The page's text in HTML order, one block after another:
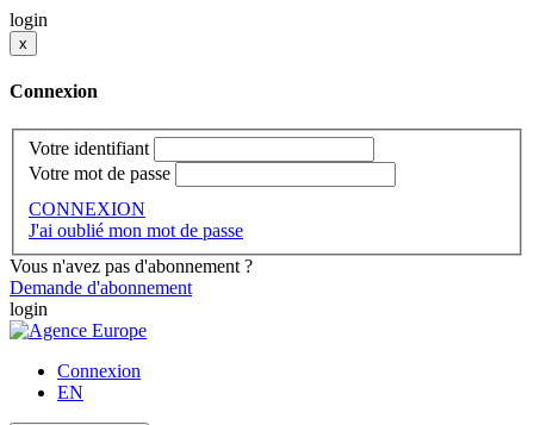
login
x
Connexion
Votre identifiant
Votre mot de passe
CONNEXION
J'ai oublié mon mot de passe
Vous n'avez pas d'abonnement ?
Demande d'abonnement
login
Connexion
EN